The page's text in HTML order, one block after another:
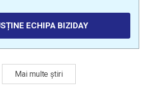
ECHIPA BIZIDAY
Mai multe știri